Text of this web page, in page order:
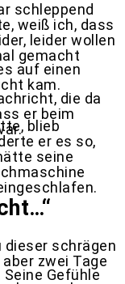
schleppend
weiß ich, dass
leider wollen
gemacht
auf einen
kam.
die da
er beim
blieb
er es so,
seine
dieser schrägen
zwei Tage
Gefühle